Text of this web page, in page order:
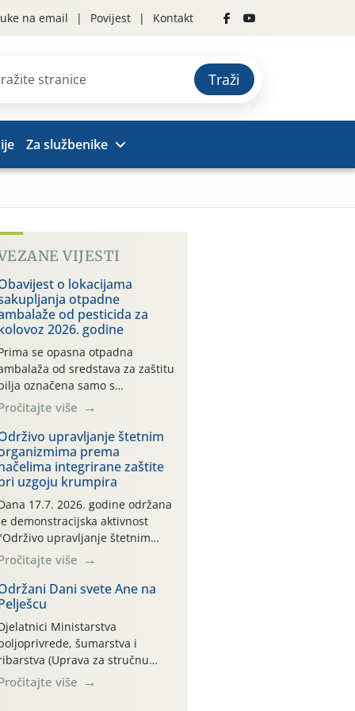
na email Povijest Kontakt
Traži
Za službenike
VIJESTI
o lokacijama
otpadne
od pesticida za
2026. godine
se opasna otpadna
od sredstava za zaštitu
označena samo s
i oznakom
CROCPA EKO MODEL:
ambalaža kao i
drugih proizvoda koji
sredstva za zaštitu bilja
(npr. ambalaža od mineralnih
se ne prihvaća.
je osiguran
povrat prazne
isključivo ovih tvrtki:
MAKS, AGRONOM,
TKI* (PINUS […]
više
upravljanje štetnim
prema
integrirane zaštite
uzgoju krumpira
17.7. 2026. godine održana
demonstracijska aktivnost
upravljanje štetnim
prema načelima
integrirane zaštite pri uzgoju
na pokusnom polju
kraj naselja Belica
parcela ID 2445031)
dio Međimurske
više
Dani svete Ane na
Ministarstva
šumarstva i
(Uprava za stručnu
razvoju poljoprivrede)
sudjelovali su na tradicionalnom
više